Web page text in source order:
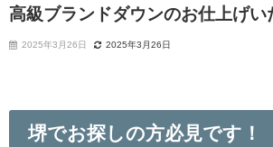
高級ブランドダウンのお仕上げい
2025年3月26日 2025年3月26日
堺でお探しの方必見です！